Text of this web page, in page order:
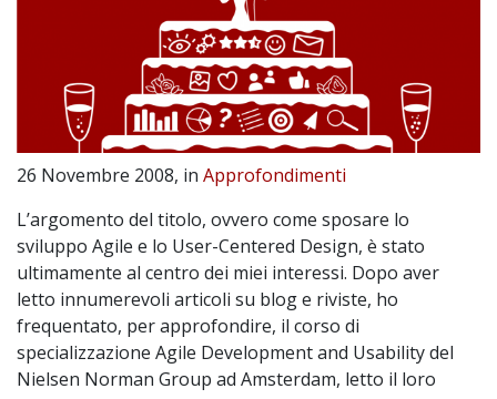
26 Novembre 2008, in Approfondimenti
L’argomento del titolo, ovvero come sposare lo
sviluppo Agile e lo User-Centered Design, è stato
ultimamente al centro dei miei interessi. Dopo aver
letto innumerevoli articoli su blog e riviste, ho
frequentato, per approfondire, il corso di
specializzazione Agile Development and Usability del
Nielsen Norman Group ad Amsterdam, letto il loro